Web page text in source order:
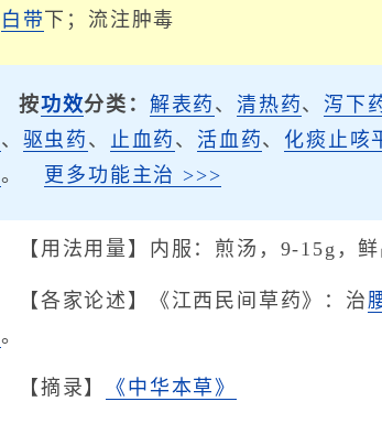
白带 下；流注肿毒
按功效分类： 解表药 、清热药、 泻下
、 驱虫药 、 止血药 、 活血药、 化痰止咳
。 更多功能主治 >>>
【用法用量】内服：煎汤，9-15g，
【各家论述】《江西民间草药》：治
。
【摘录】 《中华本草》